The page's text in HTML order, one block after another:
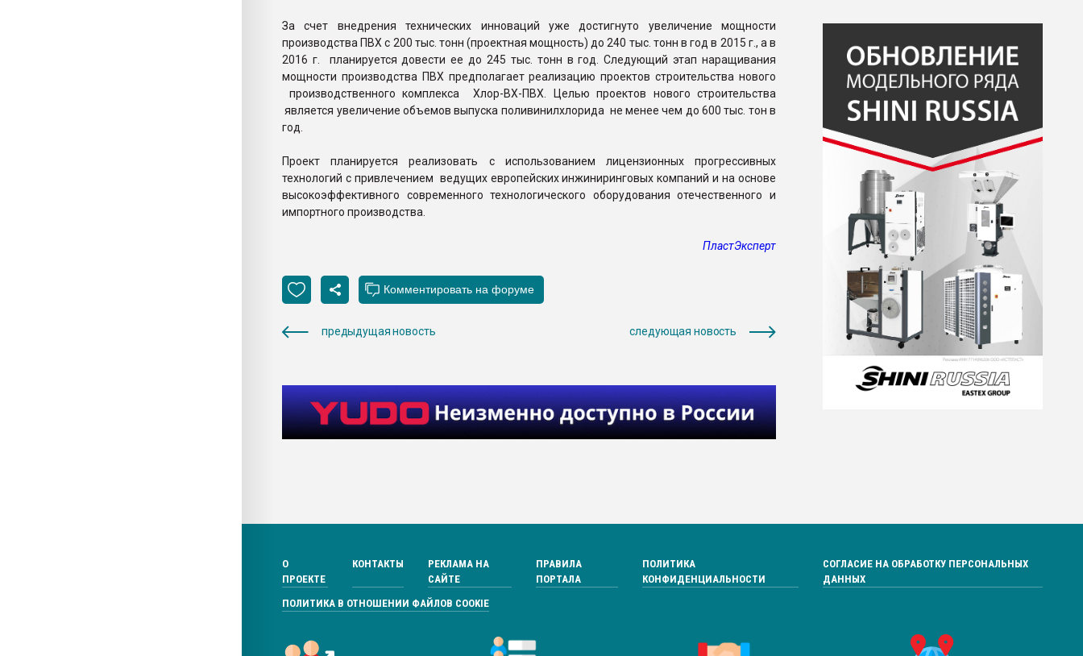
За счет внедрения технических инноваций уже достигнуто увеличение мощности
производства ПВХ с 200 тыс. тонн (проектная мощность) до 240 тыс. тонн в год в 2015 г., а в
2016 г. планируется довести ее до 245 тыс. тонн в год. Следующий этап наращивания
мощности производства ПВХ предполагает реализацию проектов строительства нового
производственного комплекса Хлор-ВХ-ПВХ. Целью проектов нового строительства
является увеличение объемов выпуска поливинилхлорида не менее чем до 600 тыс. тон в
год.
Проект планируется реализовать с использованием лицензионных прогрессивных
технологий с привлечением ведущих европейских инжиниринговых компаний и на основе
высокоэффективного современного технологического оборудования отечественного и
импортного производства.
ПластЭксперт
предыдущая новость следующая новость
О
ПРОЕКТЕ
КОНТАКТЫ
РЕКЛАМА НА
САЙТЕ
ПРАВИЛА
ПОРТАЛА
ПОЛИТИКА
КОНФИДЕНЦИАЛЬНОСТИ
СОГЛАСИЕ НА ОБРАБОТКУ ПЕРСОНАЛЬНЫХ
ДАННЫХ
ПОЛИТИКА В ОТНОШЕНИИ ФАЙЛОВ COOKIE